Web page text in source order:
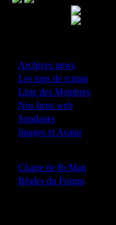
Archives news
Les tops de rcmag
Liste des Membres
Nos liens web
Sondages
Images et Avatar
Charte de RcMag
Règles du Forum